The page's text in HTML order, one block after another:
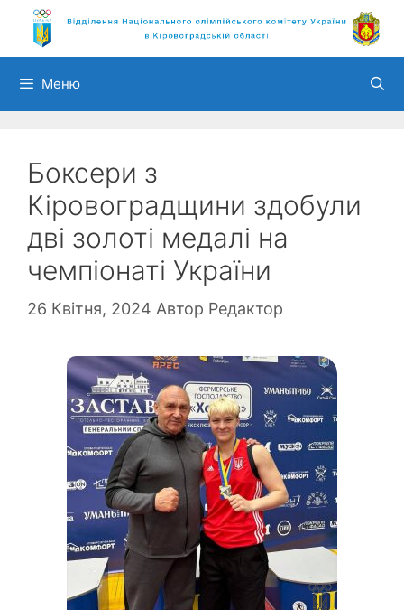
Перейти
вмісту
Меню
Боксери з
Кіровоградщини здобули
дві золоті медалі на
чемпіонаті України
26 Квітня, 2024 Автор Редактор